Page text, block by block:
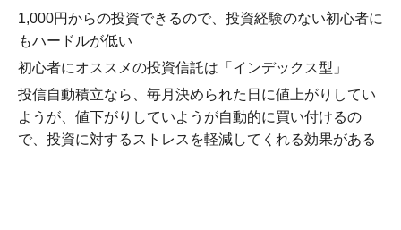
1,000円からの投資できるので、投資経験のない初心者に
もハードルが低い
初心者にオススメの投資信託は「インデックス型」
投信自動積立なら、毎月決められた日に値上がりしてい
ようが、値下がりしていようが自動的に買い付けるの
で、投資に対するストレスを軽減してくれる効果がある